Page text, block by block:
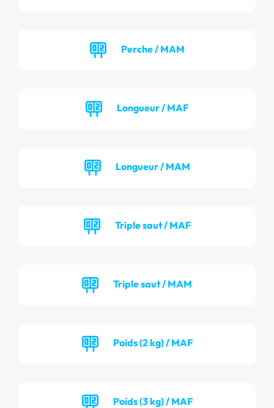
Perche / MAM
Longueur / MAF
Longueur / MAM
Triple saut / MAF
Triple saut / MAM
Poids (2 kg) / MAF
Poids (3 kg) / MAF